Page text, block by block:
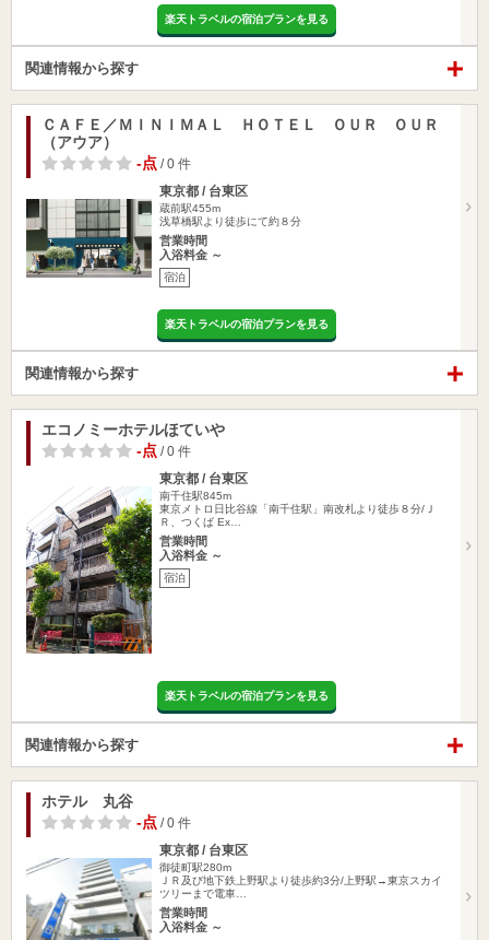
楽天トラベルの宿泊プランを見る
関連情報から探す
ＣＡＦＥ／ＭＩＮＩＭＡＬ ＨＯＴＥＬ ＯＵＲ ＯＵＲ
（アウア）
-点 / 0 件
東京都 / 台東区
蔵前駅455m
浅草橋駅より徒歩にて約８分
営業時間
入浴料金 ～
宿泊
楽天トラベルの宿泊プランを見る
関連情報から探す
エコノミーホテルほていや
-点 / 0 件
東京都 / 台東区
南千住駅845m
東京メトロ日比谷線「南千住駅」南改札より徒歩８分/Ｊ
Ｒ、つくば Ex…
営業時間
入浴料金 ～
宿泊
楽天トラベルの宿泊プランを見る
関連情報から探す
ホテル 丸谷
-点 / 0 件
東京都 / 台東区
御徒町駅280m
ＪＲ及び地下鉄上野駅より徒歩約3分/上野駅→東京スカイ
ツリーまで電車…
営業時間
入浴料金 ～